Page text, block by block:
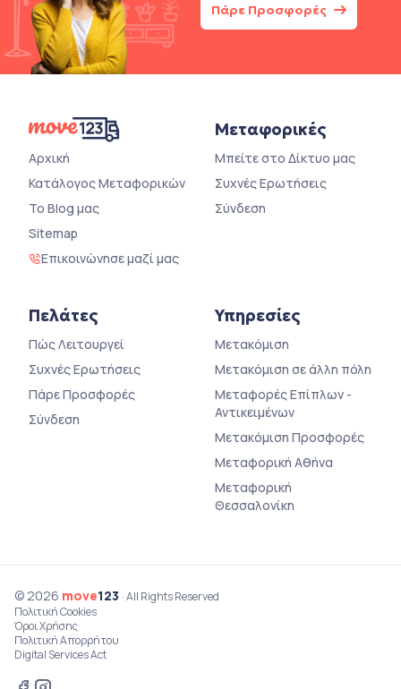
Πάρε Προσφορές
Αρχική
Κατάλογος Μεταφορικών
Το Blog μας
Sitemap
Επικοινώνησε μαζί μας
Μεταφορικές
Μπείτε στο Δίκτυο μας
Συχνές Ερωτήσεις
Σύνδεση
Πελάτες
Πώς Λειτουργεί
Συχνές Ερωτήσεις
Πάρε Προσφορές
Σύνδεση
Υπηρεσίες
Μετακόμιση
Μετακόμιση σε άλλη πόλη
Μεταφορές Επίπλων -
Αντικειμένων
Μετακόμιση Προσφορές
Μεταφορική Αθήνα
Μεταφορική
Θεσσαλονίκη
© 2026 move123 · All Rights Reserved
Πολιτική Cookies
Όροι Χρήσης
Πολιτική Απορρήτου
Digital Services Act